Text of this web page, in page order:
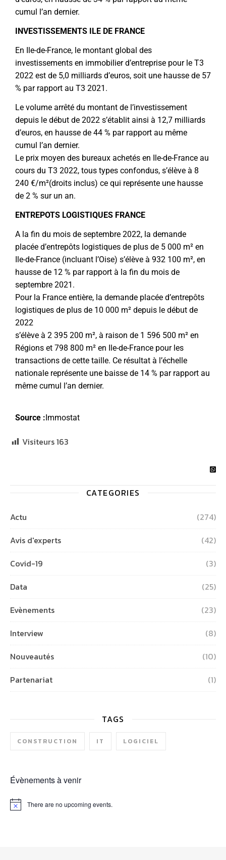
cumul l’an dernier.
INVESTISSEMENTS ILE DE FRANCE
En Ile-de-France, le montant global des
investissements en immobilier d’entreprise pour le T3
2022 est de 5,0 milliards d’euros, soit une hausse de 57
% par rapport au T3 2021.
Le volume arrêté du montant de l’investissement
depuis le début de 2022 s’établit ainsi à 12,7 milliards
d’euros, en hausse de 44 % par rapport au même
cumul l’an dernier.
Le prix moyen des bureaux achetés en Ile-de-France au
cours du T3 2022, tous types confondus, s’élève à 8
240 €/m²(droits inclus) ce qui représente une hausse
de 2 % sur un an.
ENTREPOTS LOGISTIQUES FRANCE
A la fin du mois de septembre 2022, la demande
placée d’entrepôts logistiques de plus de 5 000 m² en
Ile-de-France (incluant l’Oise) s’élève à 932 100 m², en
hausse de 12 % par rapport à la fin du mois de
septembre 2021.
Pour la France entière, la demande placée d’entrepôts
logistiques de plus de 10 000 m² depuis le début de
2022
s’élève à 2 395 200 m², à raison de 1 596 500 m² en
Régions et 798 800 m² en Ile-de-France pour les
transactions de cette taille. Ce résultat à l’échelle
nationale représente une baisse de 14 % par rapport au
même cumul l’an dernier.
Source : Immostat
Visiteurs163
CATEGORIES
Actu
(274)
Avis d'experts
(42)
Covid-19
(3)
Data
(25)
Evènements
(23)
Interview
(8)
Nouveautés
(10)
Partenariat
(1)
TAGS
CONSTRUCTION IT LOGICIEL
Évènements à venir
Notice There are no upcoming events.